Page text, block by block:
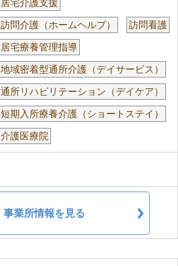
居宅介護支援
訪問介護（ホームヘルプ） 訪問看護
居宅療養管理指導
地域密着型通所介護（デイサービス）
通所リハビリテーション（デイケア）
短期入所療養介護（ショートステイ）
介護医療院
事業所情報を見る